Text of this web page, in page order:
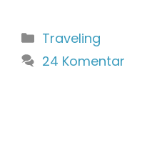
Kategori
Traveling
24 Komentar